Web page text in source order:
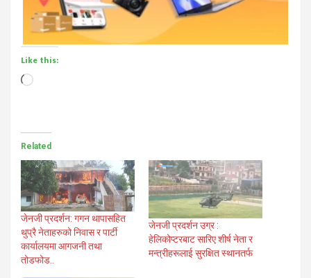
Like this:
Loading…
Related
जेनजी प्रदर्शन: गगन थापासहित
थुप्रै नेताहरुको निवास र पार्टी
कार्यालयमा आगजनी तथा
तोडफोड..
जेनजी प्रदर्शन उग्र :
हेलिकोप्टरबाट सारिए शीर्ष नेता र
मन्त्रीहरूलाई सुरक्षित स्थानतर्फ